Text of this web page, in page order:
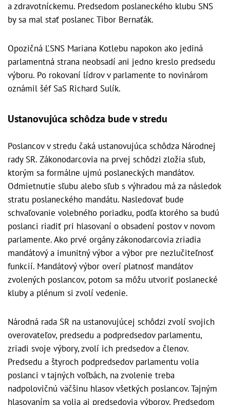
a zdravotníckemu. Predsedom poslaneckého klubu SNS
by sa mal stať poslanec Tibor Bernaťák.
Opozičná ĽSNS Mariana Kotlebu napokon ako jediná
parlamentná strana neobsadí ani jedno kreslo predsedu
výboru. Po rokovaní lídrov v parlamente to novinárom
oznámil šéf SaS Richard Sulík.
Ustanovujúca schôdza bude v stredu
Poslancov v stredu čaká ustanovujúca schôdza Národnej
rady SR. Zákonodarcovia na prvej schôdzi zložia sľub,
ktorým sa formálne ujmú poslaneckých mandátov.
Odmietnutie sľubu alebo sľub s výhradou má za následok
stratu poslaneckého mandátu. Nasledovať bude
schvaľovanie volebného poriadku, podľa ktorého sa budú
poslanci riadiť pri hlasovaní o obsadení postov v novom
parlamente. Ako prvé orgány zákonodarcovia zriadia
mandátový a imunitný výbor a výbor pre nezlučiteľnosť
funkcií. Mandátový výbor overí platnosť mandátov
zvolených poslancov, potom sa môžu utvoriť poslanecké
kluby a plénum si zvolí vedenie.
Národná rada SR na ustanovujúcej schôdzi zvolí svojich
overovateľov, predsedu a podpredsedov parlamentu,
zriadi svoje výbory, zvolí ich predsedov a členov.
Predsedu a štyroch podpredsedov parlamentu volia
poslanci v tajných voľbách, na zvolenie treba
nadpolovičnú väčšinu hlasov všetkých poslancov. Tajným
hlasovaním sa volia aj predsedovia výborov. Predsedom